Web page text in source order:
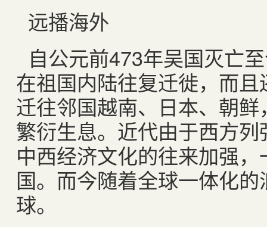
远播海外
自公元前473年吴国灭亡
在祖国内陆往复迁徙，而
迁往邻国越南、日本、朝
繁衍生息。近代由于西方
中西经济文化的往来加强
国。而今随着全球一体化
球。